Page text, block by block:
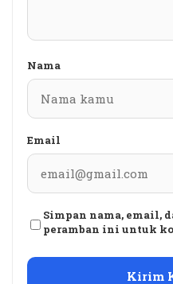
Nama
Email
Simpan nama, email,
peramban ini untuk